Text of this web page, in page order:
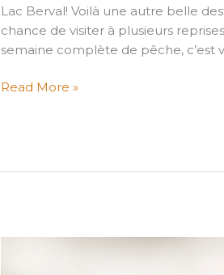
Lac Berval! Voilà une autre belle
chance de visiter à plusieurs
semaine complète de pêche,
Read More »